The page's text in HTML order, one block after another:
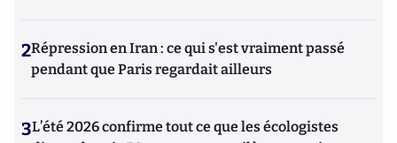
2Répression en Iran : ce qui s'est vraiment passé
pendant que Paris regardait ailleurs
3L’été 2026 confirme tout ce que les écologistes